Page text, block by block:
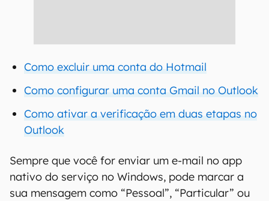
Como excluir uma conta do Hotmail
Como configurar uma conta Gmail no Outlook
Como ativar a verificação em duas etapas no
Outlook
Sempre que você for enviar um e-mail no app
nativo do serviço no Windows, pode marcar a
sua mensagem como “Pessoal”, “Particular” ou